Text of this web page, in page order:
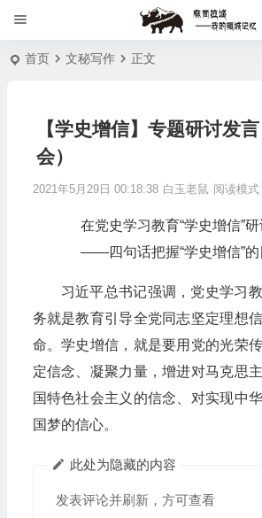
首页 文秘写作 正文
【学史增信】专题研讨发
会）
2021年5月29日 00:18:38 白玉老鼠 阅读模式
在党史学习教育“学史增信”
——四句话把握“学史增信”的
习近平总书记强调，党史学习
务就是教育引导全党同志坚定理想
命。学史增信，就是要用党的光荣
定信念、凝聚力量，增进对马克思
国特色社会主义的信念、对实现中
国梦的信心。
此处为隐藏的内容
发表评论并刷新，方可查看